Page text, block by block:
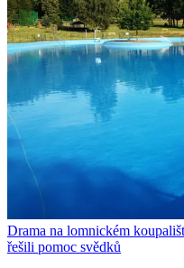
Drama na lomnickém
řešili pomoc svědků